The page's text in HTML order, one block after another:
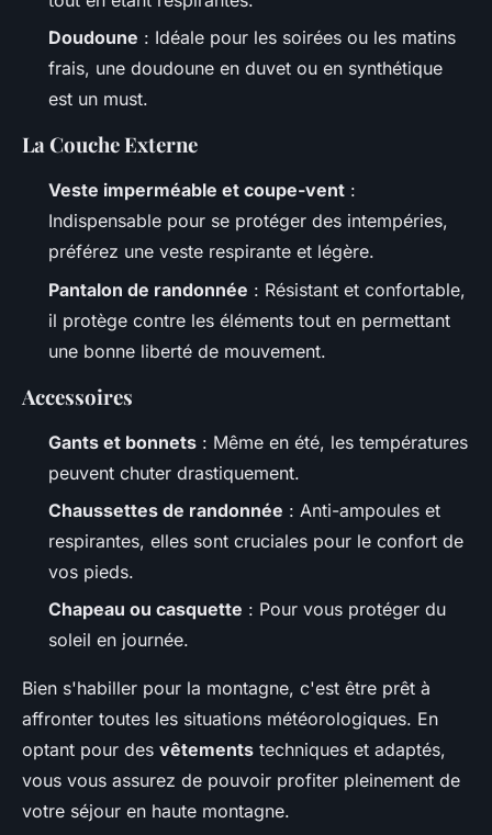
Doudoune : Idéale pour les soirées ou les matins
frais, une doudoune en duvet ou en synthétique
est un must.
La Couche Externe
Veste imperméable et coupe-vent :
Indispensable pour se protéger des intempéries,
préférez une veste respirante et légère.
Pantalon de randonnée : Résistant et confortable,
il protège contre les éléments tout en permettant
une bonne liberté de mouvement.
Accessoires
Gants et bonnets : Même en été, les températures
peuvent chuter drastiquement.
Chaussettes de randonnée : Anti-ampoules et
respirantes, elles sont cruciales pour le confort de
vos pieds.
Chapeau ou casquette : Pour vous protéger du
soleil en journée.
Bien s'habiller pour la montagne, c'est être prêt à
affronter toutes les situations météorologiques. En
optant pour des vêtements techniques et adaptés,
vous vous assurez de pouvoir profiter pleinement de
votre séjour en haute montagne.